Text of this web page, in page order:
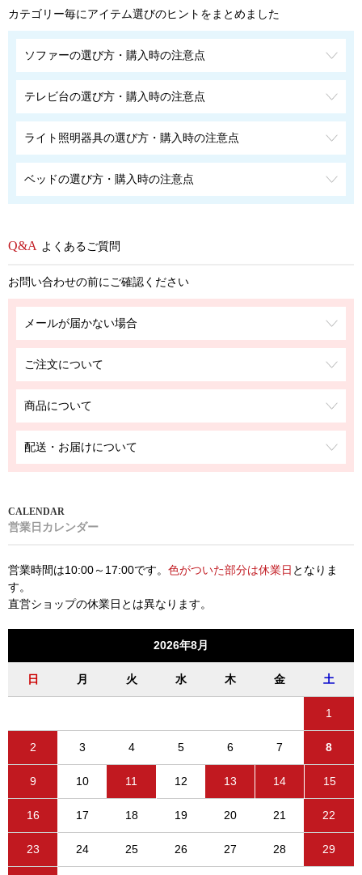
カテゴリー毎にアイテム選びのヒントをまとめました
ソファーの選び方・購入時の注意点
テレビ台の選び方・購入時の注意点
ライト照明器具の選び方・購入時の注意点
ベッドの選び方・購入時の注意点
よくあるご質問
お問い合わせの前にご確認ください
メールが届かない場合
ご注文について
商品について
配送・お届けについて
営業日カレンダー
営業時間は10:00～17:00です。 色がついた部分は休業日 となりま
す。
直営ショップの休業日とは異なります。
2026年8月
日 月 火 水 木 金 土
1
2 3 4 5 6 7 8
9 10 11 12 13 14 15
16 17 18 19 20 21 22
23 24 25 26 27 28 29